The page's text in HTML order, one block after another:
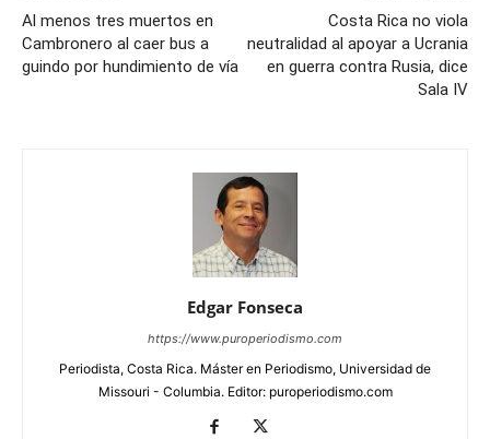
Al menos tres muertos en
Cambronero al caer bus a
guindo por hundimiento de vía
Costa Rica no viola
neutralidad al apoyar a Ucrania
en guerra contra Rusia, dice
Sala IV
Edgar Fonseca
https://www.puroperiodismo.com
Periodista, Costa Rica. Máster en Periodismo, Universidad de
Missouri - Columbia. Editor: puroperiodismo.com